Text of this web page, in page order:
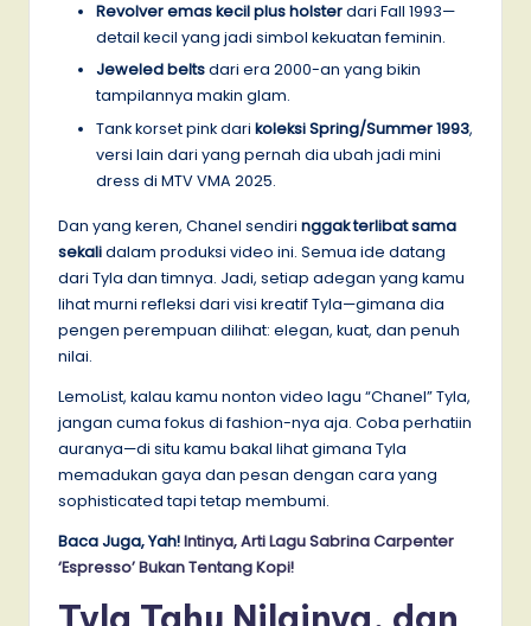
Revolver emas kecil plus holsterdari Fall 1993—
detail kecil yang jadi simbol kekuatan feminin.
Jeweled beltsdari era 2000-an yang bikin
tampilannya makin glam.
Tank korset pink dari koleksi Spring/Summer 1993,
versi lain dari yang pernah dia ubah jadi mini
dress di MTV VMA 2025.
Dan yang keren, Chanel sendiri nggak terlibat sama
sekalidalam produksi video ini. Semua ide datang
dari Tyla dan timnya. Jadi, setiap adegan yang kamu
lihat murni refleksi dari visi kreatif Tyla—gimana dia
pengen perempuan dilihat: elegan, kuat, dan penuh
nilai.
LemoList, kalau kamu nonton video lagu “Chanel” Tyla,
jangan cuma fokus di fashion-nya aja. Coba perhatiin
auranya—di situ kamu bakal lihat gimana Tyla
memadukan gaya dan pesan dengan cara yang
sophisticated tapi tetap membumi.
Baca Juga, Yah!Intinya, Arti Lagu Sabrina Carpenter
‘Espresso’ Bukan Tentang Kopi!